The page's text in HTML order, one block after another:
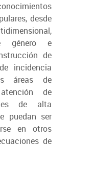
desde
género e
de
incidencia
áreas de
de
de alta
puedan ser
en otros
de